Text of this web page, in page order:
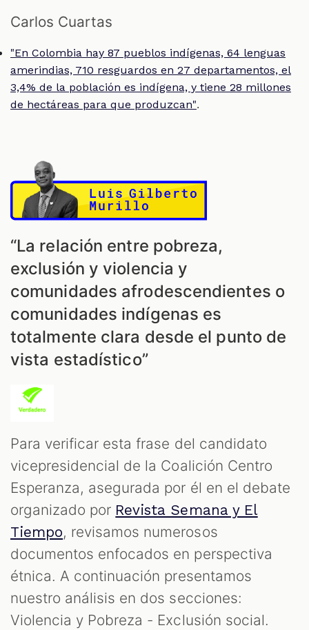
Carlos Cuartas
"En Colombia hay 87 pueblos indígenas, 64 lenguas
amerindias, 710 resguardos en 27 departamentos, el
3,4% de la población es indígena, y tiene 28 millones
de hectáreas para que produzcan".
“La relación entre pobreza,
exclusión y violencia y
comunidades afrodescendientes o
comunidades indígenas es
totalmente clara desde el punto de
vista estadístico”
Para verificar esta frase del candidato
vicepresidencial de la Coalición Centro
Esperanza, asegurada por él en el debate
organizado por Revista Semana y El
Tiempo, revisamos numerosos
documentos enfocados en perspectiva
étnica. A continuación presentamos
nuestro análisis en dos secciones:
Violencia y Pobreza - Exclusión social.